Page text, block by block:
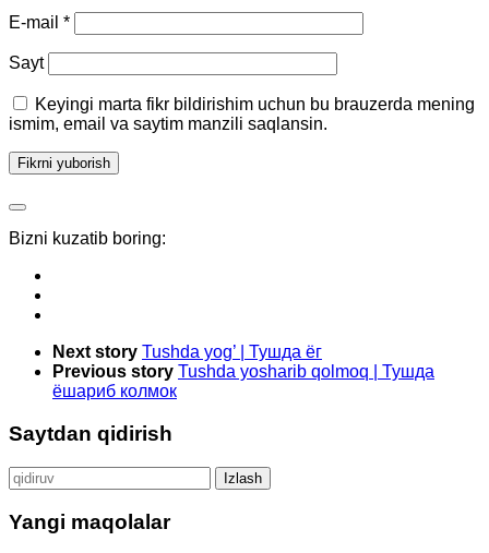
E-mail *
Sayt
Keyingi marta fikr bildirishim uchun bu brauzerda mening
ismim, email va saytim manzili saqlansin.
Bizni kuzatib boring:
Next story Tushda yog’ | Тушда ёг
Previous story Tushda yosharib qolmoq | Тушда
ёшариб колмок
Saytdan qidirish
Qidirshish:
Yangi maqolalar